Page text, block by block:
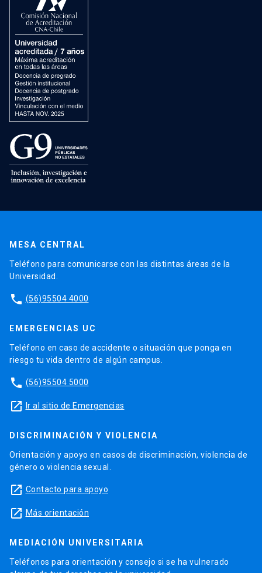
MESA CENTRAL
Teléfono para comunicarse con las distintas áreas de la
Universidad.
phone (56)95504 4000
EMERGENCIAS UC
Teléfono en caso de accidente o situación que ponga en
riesgo tu vida dentro de algún campus.
phone (56)95504 5000
launch Ir al sitio de Emergencias
DISCRIMINACIÓN Y VIOLENCIA
Orientación y apoyo en casos de discriminación, violencia de
género o violencia sexual.
launch Contacto para apoyo
launch Más orientación
MEDIACIÓN UNIVERSITARIA
Teléfonos para orientación y consejo si se ha vulnerado